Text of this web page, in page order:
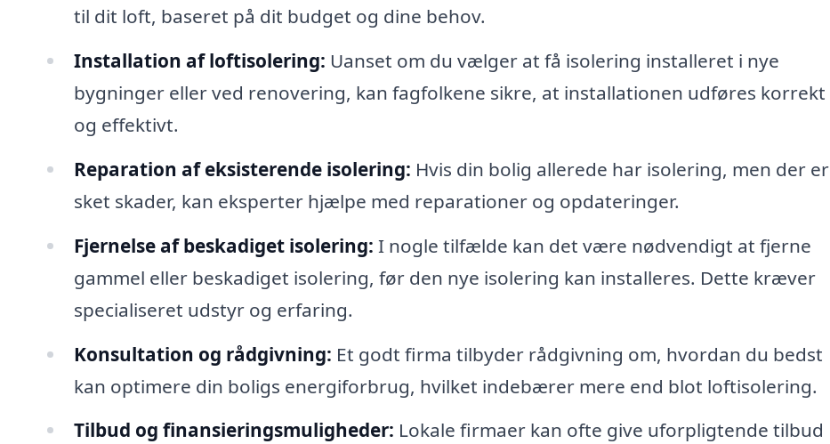
til dit loft, baseret på dit budget og dine behov.
Installation af loftisolering: Uanset om du vælger at få isolering installeret i nye
bygninger eller ved renovering, kan fagfolkene sikre, at installationen udføres korrekt
og effektivt.
Reparation af eksisterende isolering: Hvis din bolig allerede har isolering, men der er
sket skader, kan eksperter hjælpe med reparationer og opdateringer.
Fjernelse af beskadiget isolering: I nogle tilfælde kan det være nødvendigt at fjerne
gammel eller beskadiget isolering, før den nye isolering kan installeres. Dette kræver
specialiseret udstyr og erfaring.
Konsultation og rådgivning: Et godt firma tilbyder rådgivning om, hvordan du bedst
kan optimere din boligs energiforbrug, hvilket indebærer mere end blot loftisolering.
Tilbud og finansieringsmuligheder: Lokale firmaer kan ofte give uforpligtende tilbud